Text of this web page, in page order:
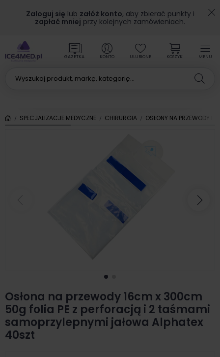
Zaloguj się lub załóż konto, aby zbierać punkty i
zapłać mniej przy kolejnych zamówieniach.
MENU
GAZETKA KONTO ULUBIONE KOSZYK
SPECJALIZACJE MEDYCZNE CHIRURGIA OSŁONY NA PRZEWODY I
Osłona na przewody 16cm x 300cm
50g folia PE z perforacją i 2 taśmami
samoprzylepnymi jałowa Alphatex
40szt